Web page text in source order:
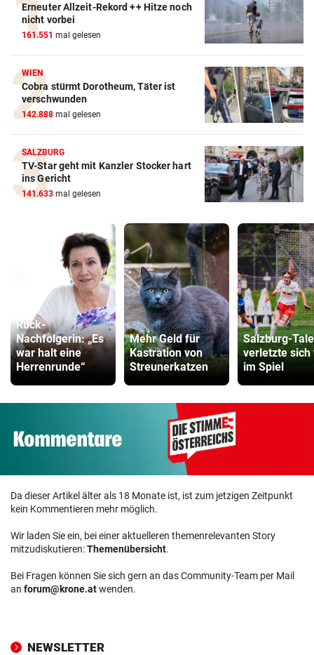
Erneuter Allzeit-Rekord ++ Hitze noch
nicht vorbei
161.551 mal gelesen
WIEN
Cobra stürmt Dorotheum, Täter ist
verschwunden
142.888 mal gelesen
SALZBURG
TV-Star geht mit Kanzler Stocker hart
ins Gericht
141.633 mal gelesen
Ruck-
Nachfolgerin: „Es
war halt eine
Herrenrunde“
Mehr Geld für
Kastration von
Streunerkatzen
Salzburg-
verletzte sich
im Spiel
Da dieser Artikel älter als 18 Monate ist, ist zum jetzigen Zeitpunkt
kein Kommentieren mehr möglich.
Wir laden Sie ein, bei einer aktuelleren themenrelevanten Story
mitzudiskutieren:Themenübersicht.
Bei Fragen können Sie sich gern an das Community-Team per Mail
an forum@krone.atwenden.
NEWSLETTER